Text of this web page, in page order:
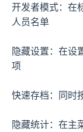
开发者模式：在
人员名单
隐藏设置：在设
项
快速存档：同时
隐藏统计：在主